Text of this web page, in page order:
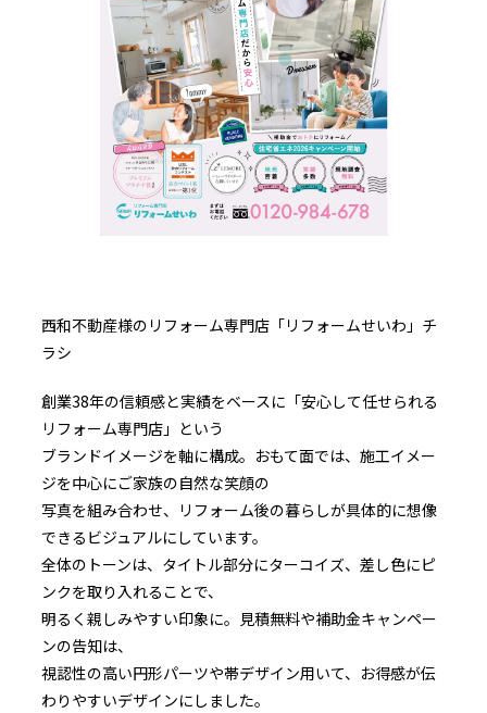
西和不動産様のリフォーム専門店「リフォームせいわ」チ
ラシ
創業38年の信頼感と実績をベースに「安心して任せられる
リフォーム専門店」という
ブランドイメージを軸に構成。おもて面では、施工イメー
ジを中心にご家族の自然な笑顔の
写真を組み合わせ、リフォーム後の暮らしが具体的に想像
できるビジュアルにしています。
全体のトーンは、タイトル部分にターコイズ、差し色にピ
ンクを取り入れることで、
明るく親しみやすい印象に。見積無料や補助金キャンペー
ンの告知は、
視認性の高い円形パーツや帯デザイン用いて、お得感が伝
わりやすいデザインにしました。